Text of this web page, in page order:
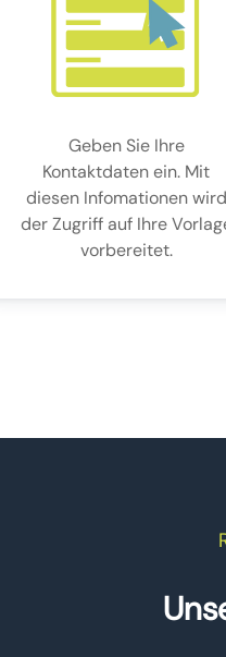
Geben Sie Ihre
Kontaktdaten ein. Mit
diesen Infomationen wird
der Zugriff auf Ihre
vorbereitet.